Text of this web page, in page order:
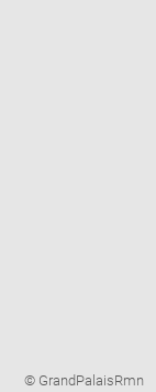
Image
© GrandPalaisRmn